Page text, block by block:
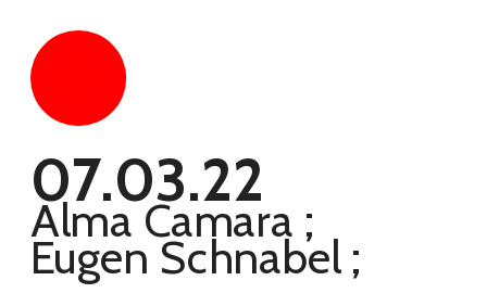
07.03.22
Alma Camara ;
Eugen Schnabel ;